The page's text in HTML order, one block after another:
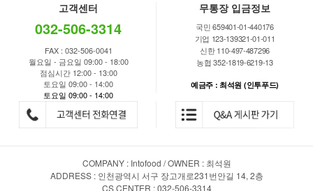
고객센터
032-506-3314
FAX : 032-506-0041
월요일 - 금요일 09:00 - 18:00
점심시간 12:00 - 13:00
토요일 09:00 - 14:00
토요일 09:00 - 14:00
무통장 입금정보
국민 659401-01-440176
기업 123-139321-01-011
신한 110-497-487296
농협 352-1819-6219-13
예금주 : 최석원 (인투푸드)
COMPANY : Intofood / OWNER : 최석원
ADDRESS : 인천광역시 서구 장고개로231번안길 14, 2층
CS CENTER : 032-506-3314